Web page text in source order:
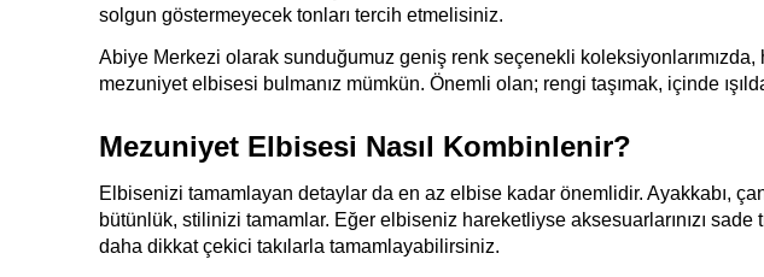
solgun göstermeyecek tonları tercih etmelisiniz.
Abiye Merkezi olarak sunduğumuz geniş renk seçenekli
mezuniyet elbisesi bulmanız mümkün. Önemli olan; rengi taşımak, içinde
Mezuniyet Elbisesi Nasıl Kombinlenir?
Elbisenizi tamamlayan detaylar da en az elbise kadar önemlidir. Ayakkabı,
bütünlük, stilinizi tamamlar. Eğer elbiseniz hareketliyse aksesuarlarınızı
daha dikkat çekici takılarla tamamlayabilirsiniz.